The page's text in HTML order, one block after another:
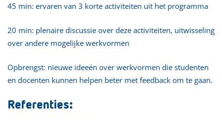
45 min: ervaren van 3 korte activiteiten uit het programma
20 min: plenaire discussie over deze activiteiten, uitwisseling
over andere mogelijke werkvormen
Opbrengst: nieuwe ideeën over werkvormen die studenten
en docenten kunnen helpen beter met feedback om te gaan.
Referenties: